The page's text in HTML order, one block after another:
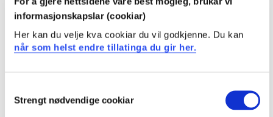
informasjonskapslar (cookiar)
Her kan du velje kva cookiar du vil godkjenne. Du kan
når som helst endre tillatinga du gir her.
Selection
Strengt nødvendige cookiar
BBLPR301